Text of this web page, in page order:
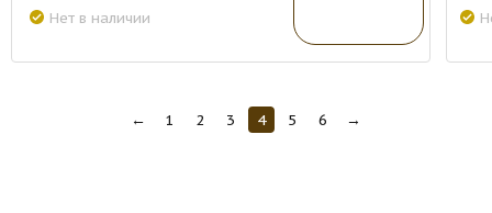
Нет в наличии
← 1 2 3 4 5 6 →